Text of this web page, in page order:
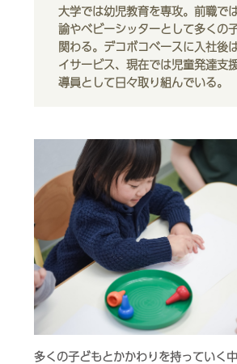
大学では幼児教育を専攻。前職で
諭やベビーシッターとして多くの
関わる。デコボコベースに入社後
イサービス、現在では児童発達支
導員として日々取り組んでいる。
多くの子どもとかかわりを持っていく